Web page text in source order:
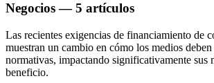
Negocios — 5 artículos
Las recientes exigencias de financiamiento de
muestran un cambio en cómo los medios deben
normativas, impactando significativamente sus
beneficio.